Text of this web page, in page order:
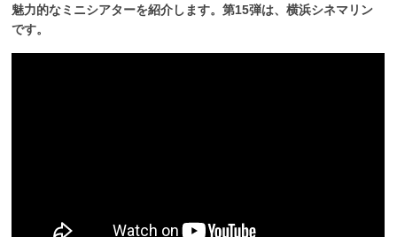
魅力的なミニシアターを紹介します。第15弾は、横浜シネマリン
です。